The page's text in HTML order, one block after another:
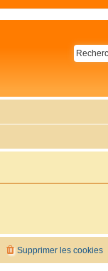
Supprimer les cookies